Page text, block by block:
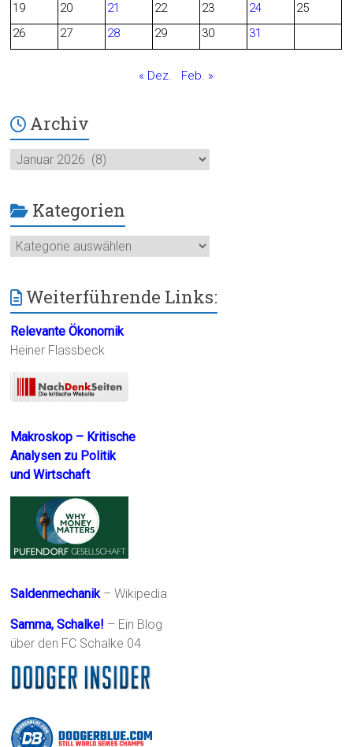
19
20 21 22 23 24
25
26
27 28 29 30 31
« Dez. Feb. »
Archiv
Archiv
Kategorien
Kategorien
Weiterführende Links:
Relevante Ökonomik
Heiner Flassbeck
Makroskop – Kritische
Analysen zu Politik
und Wirtschaft
Saldenmechanik– Wikipedia
Samma, Schalke! – Ein Blog
über den FC Schalke 04